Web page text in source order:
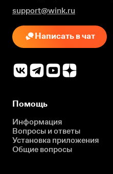
support@wink.ru
Написать в чат
Помощь
Информация
Вопросы и ответы
Установка приложения
Общие вопросы